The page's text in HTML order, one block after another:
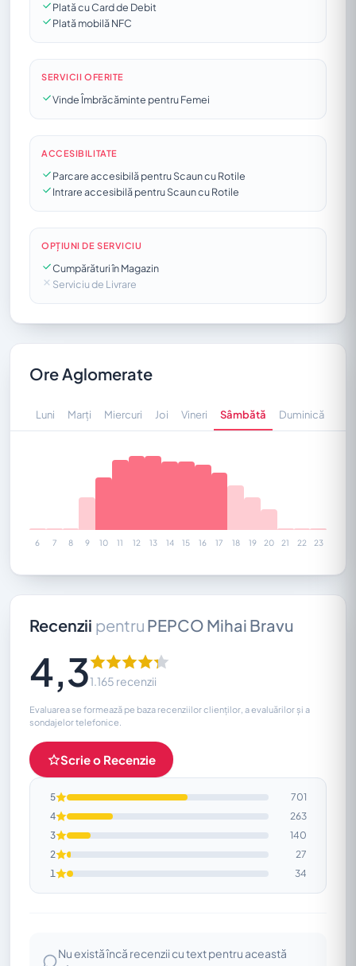
Plată cu Card de Debit
Plată mobilă NFC
SERVICII OFERITE
Vinde Îmbrăcăminte pentru Femei
ACCESIBILITATE
Parcare accesibilă pentru Scaun cu Rotile
Intrare accesibilă pentru Scaun cu Rotile
OPȚIUNI DE SERVICIU
Cumpărături în Magazin
Serviciu de Livrare
Ore Aglomerate
Luni Marți Miercuri Joi Vineri Sâmbătă Duminică
6 7 8 9 10 11 12 13 14 15 16 17 18 19 20 21 22 23
Recenzii pentru PEPCO Mihai Bravu
4,31.165 recenzii
Evaluarea se formează pe baza recenziilor clienților, a evaluărilor și a
sondajelor telefonice.
Scrie o Recenzie
5
701
4
263
3
140
2
27
1
34
Nu există încă recenzii cu text pentru această